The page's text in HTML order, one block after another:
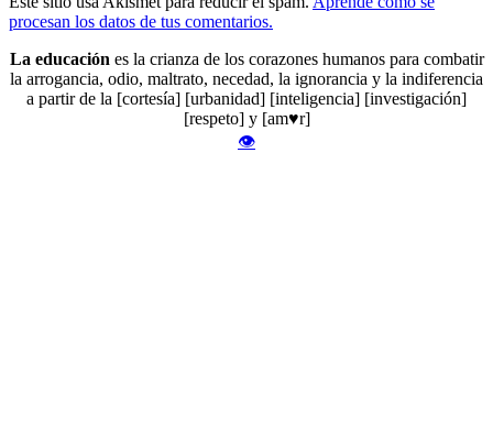
procesan los datos de tus comentarios.
La educaciónes la crianza de los corazones humanos para combatir
la arrogancia, odio, maltrato, necedad, la ignorancia y la indiferencia
a partir de la [cortesía] [urbanidad] [inteligencia] [investigación]
[respeto] y [am♥r]
👁